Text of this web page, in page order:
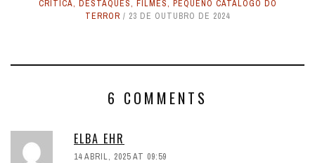
CRÍTICA, DESTAQUES, FILMES, PEQUENO CATÁLOGO DO
TERROR
23 DE OUTUBRO DE 2024
6 COMMENTS
ELBA EHR
14 ABRIL, 2025 AT 09:59